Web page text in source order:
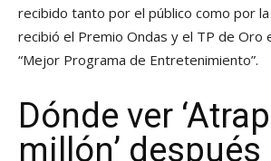
recibido tanto por el público como por
recibió el Premio Ondas y el TP de Oro
“Mejor Programa de Entretenimiento”.
Dónde ver
millón’ después